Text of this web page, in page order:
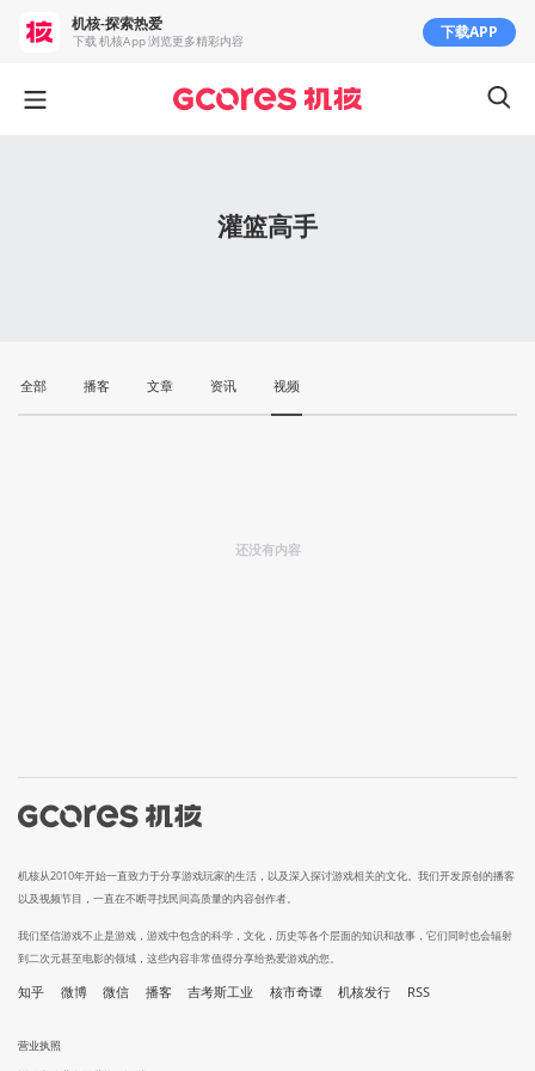
灌篮高手
全部 播客 文章 资讯 视频
还没有内容
机核从2010年开始一直致力于分享游戏玩家的生活，以及深入探讨游戏相关的文化。我们开发原创的播客
以及视频节目，一直在不断寻找民间高质量的内容创作者。
我们坚信游戏不止是游戏，游戏中包含的科学，文化，历史等各个层面的知识和故事，它们同时也会辐射
到二次元甚至电影的领域，这些内容非常值得分享给热爱游戏的您。
知乎 微博 微信 播客 吉考斯工业 核市奇谭 机核发行 RSS
营业执照
机核-探索热爱
下载 机核App 浏览更多精彩内容 下载APP